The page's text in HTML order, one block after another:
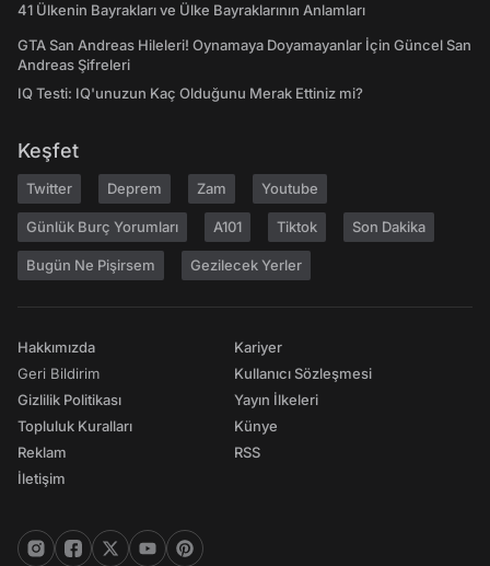
41 Ülkenin Bayrakları ve Ülke Bayraklarının Anlamları
GTA San Andreas Hileleri! Oynamaya Doyamayanlar İçin Güncel San
Andreas Şifreleri
IQ Testi: IQ'unuzun Kaç Olduğunu Merak Ettiniz mi?
Keşfet
Twitter Deprem Zam Youtube
Günlük Burç Yorumları A101 Tiktok Son Dakika
Bugün Ne Pişirsem Gezilecek Yerler
Hakkımızda
Geri Bildirim
Gizlilik Politikası
Topluluk Kuralları
Reklam
İletişim
Kariyer
Kullanıcı Sözleşmesi
Yayın İlkeleri
Künye
RSS